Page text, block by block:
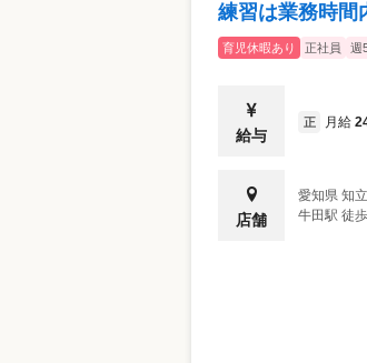
練習は業務時間
育児休暇あり 正社員 週
給与
正 月給
店舗
愛知県 知
牛田駅 徒